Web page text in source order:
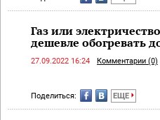
Газ или
дешевле обогревать
27.09.2022 16:24 Комментарии (0)
Поделиться: ЕЩЕ